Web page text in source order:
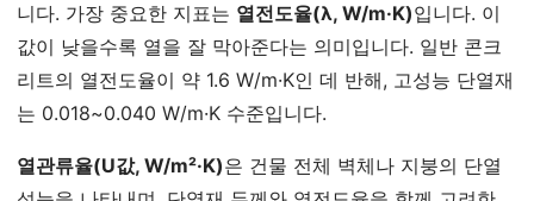
니다. 가장 중요한 지표는 열전도율(λ, W/m·K)입니다. 이
값이 낮을수록 열을 잘 막아준다는 의미입니다. 일반 콘크
리트의 열전도율이 약 1.6 W/m·K인 데 반해, 고성능 단열재
는 0.018~0.040 W/m·K 수준입니다.
열관류율(U값, W/m²·K)은 건물 전체 벽체나 지붕의 단열